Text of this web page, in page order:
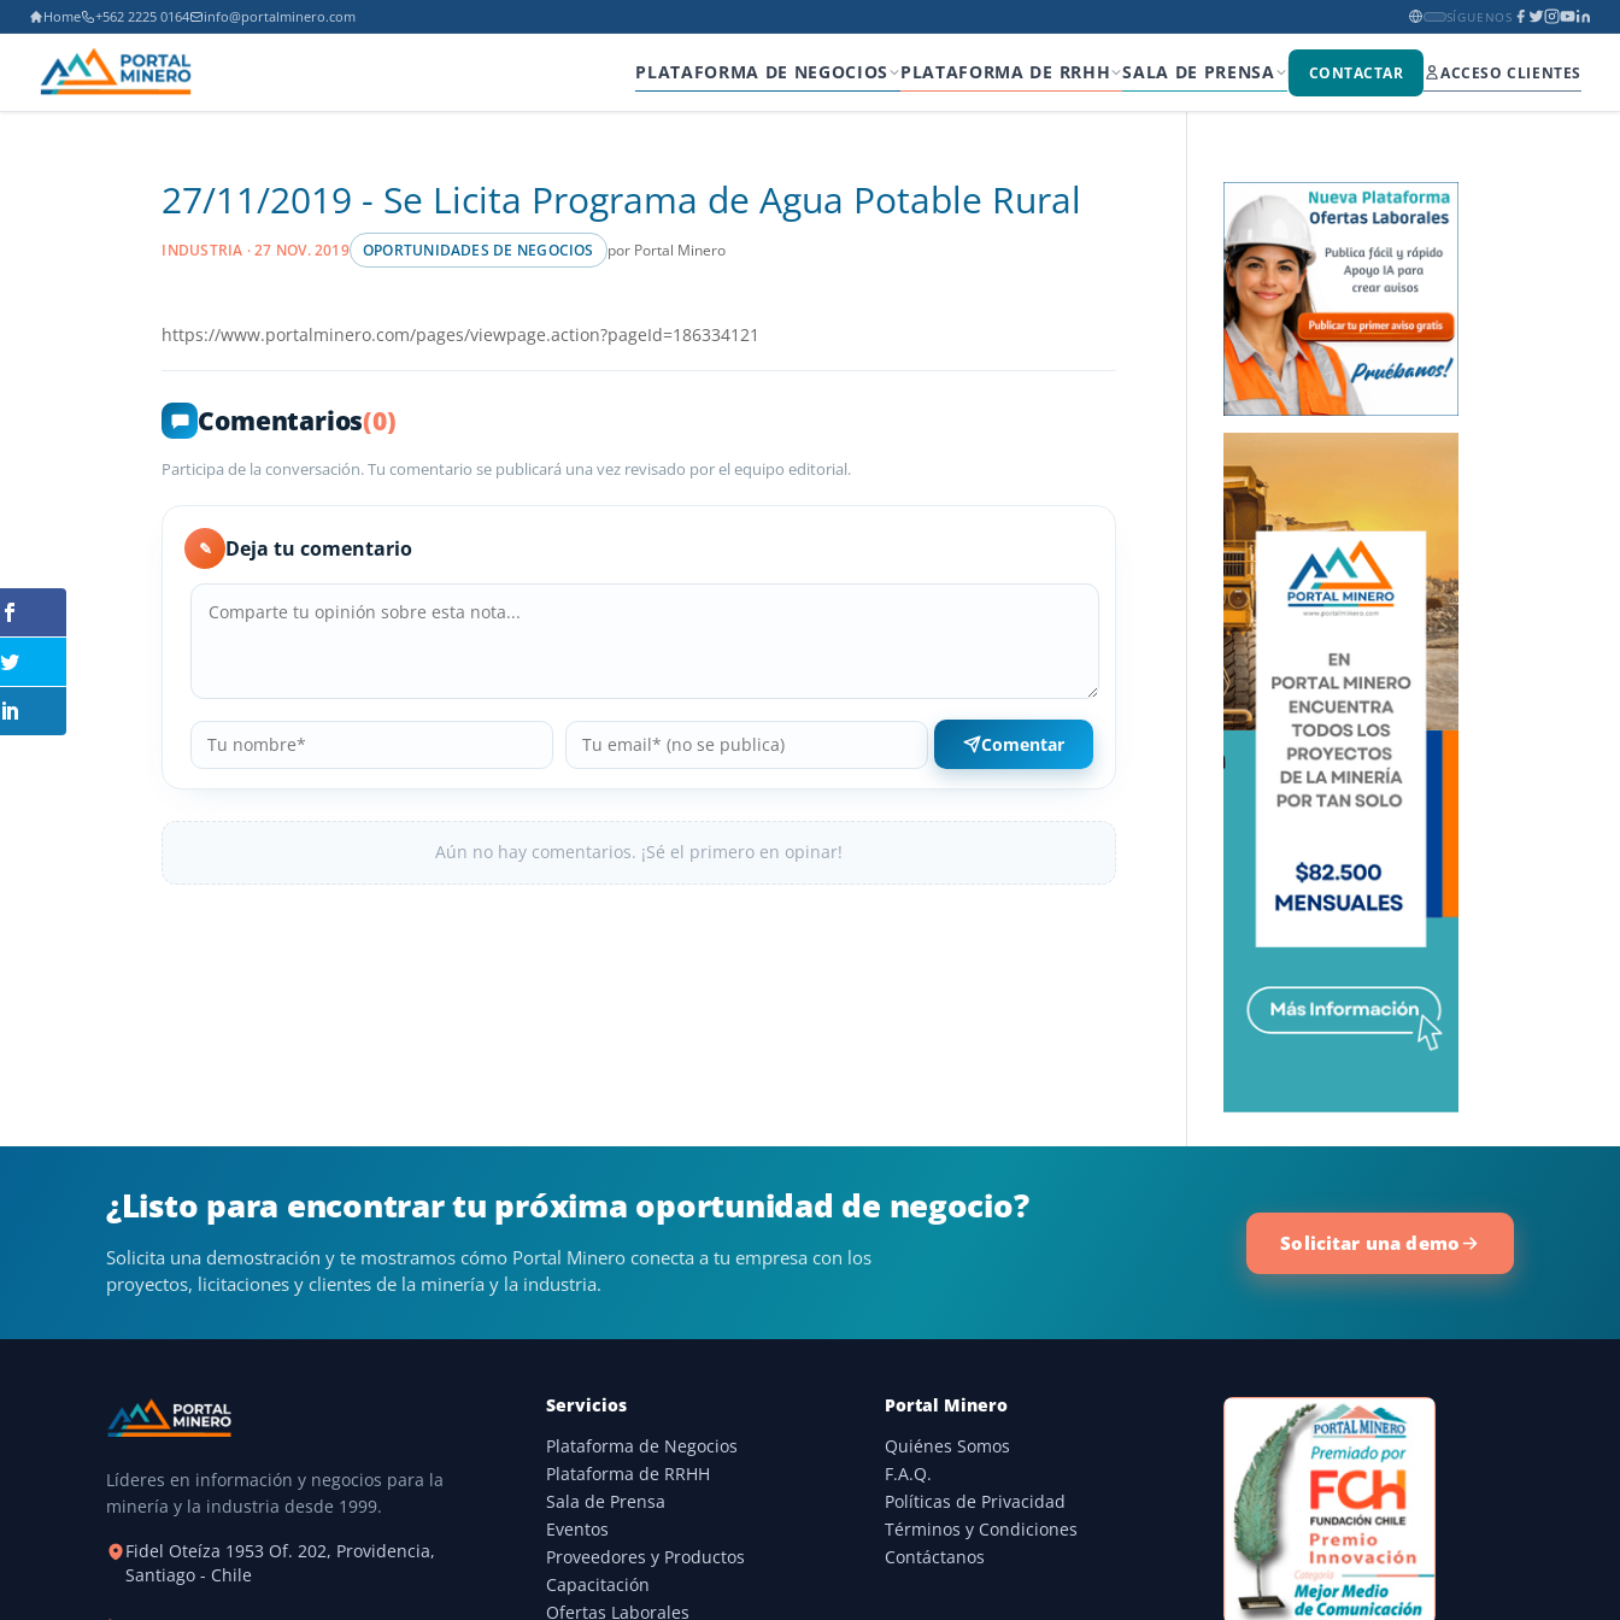
Home +562 2225 0164 info@portalminero.com SÍGUENOS
PLATAFORMA DE NEGOCIOS PLATAFORMA DE RRHH SALA DE PRENSA CONTACTAR ACCESO CLIENTES
27/11/2019 - Se Licita Programa de Agua Potable Rural
INDUSTRIA · 27 NOV. 2019 OPORTUNIDADES DE NEGOCIOS por Portal Minero
https://www.portalminero.com/pages/viewpage.action?pageId=186334121
Comentarios(0)
Participa de la conversación. Tu comentario se publicará una vez revisado por el equipo editorial.
✎ Deja tu comentario
Comentar
Aún no hay comentarios. ¡Sé el primero en opinar!
¿Listo para encontrar tu próxima oportunidad de negocio?
Solicita una demostración y te mostramos cómo Portal Minero conecta a tu empresa con los
proyectos, licitaciones y clientes de la minería y la industria.
Solicitar una demo
Líderes en información y negocios para la
minería y la industria desde 1999.
Fidel Oteíza 1953 Of. 202, Providencia,
Santiago - Chile
Servicios
Plataforma de Negocios
Plataforma de RRHH
Sala de Prensa
Eventos
Proveedores y Productos
Capacitación
Ofertas Laborales
Portal Minero
Quiénes Somos
F.A.Q.
Políticas de Privacidad
Términos y Condiciones
Contáctanos